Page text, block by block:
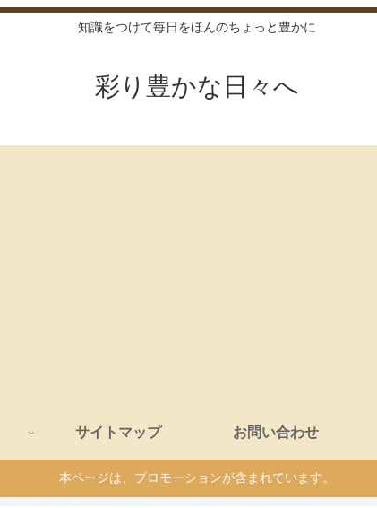
知識をつけて毎日をほんのちょっと豊かに
彩り豊かな日々へ
サイトマップ お問い合わせ
本ページは、プロモーションが含まれています。